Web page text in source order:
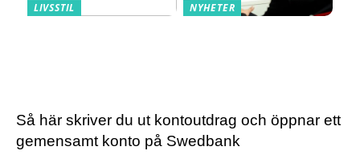
LIVSSTIL NYHETER
Så här skriver du ut kontoutdrag och öppnar ett
gemensamt konto på Swedbank